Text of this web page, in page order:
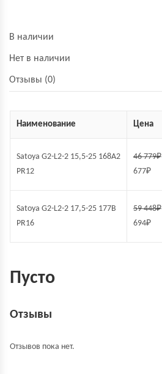
В наличии
Нет в наличии
Отзывы (0)
Наименование Цена
Satoya G2-L2-2 15,5-25 168A2
PR12
46 779₽
677₽
Satoya G2-L2-2 17,5-25 177B
PR16
59 448₽
694₽
Пусто
Отзывы
Отзывов пока нет.